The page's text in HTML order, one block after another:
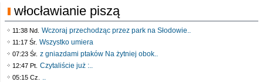
włocławianie piszą
11:38 Nd. Wczoraj przechodząc przez park na Słodowie..
11:17 Śr. Wszystko umiera
07:23 Śr. z gniazdami ptaków Na żytniej obok..
12:47 Pt. Czytaliście już :..
05:15 Cz. ..